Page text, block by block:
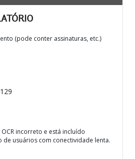
(pode conter assinaturas, etc.)
incorreto e está incluído
de usuários com conectividade lenta.